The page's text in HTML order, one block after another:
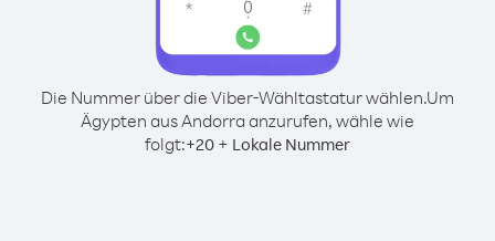
Die Nummer über die Viber-Wähltastatur wählen.Um
Ägypten aus Andorra anzurufen, wähle wie
folgt:+20 + Lokale Nummer